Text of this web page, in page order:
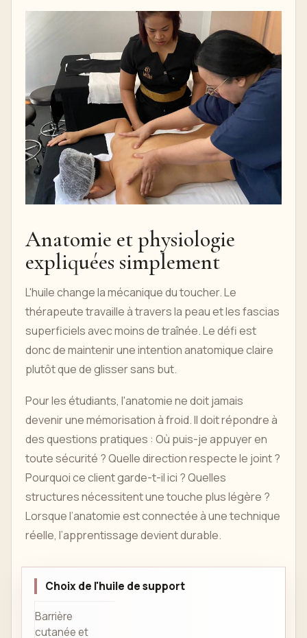
Anatomie et physiologie
expliquées simplement
L'huile change la mécanique du toucher. Le
thérapeute travaille à travers la peau et les fascias
superficiels avec moins de traînée. Le défi est
donc de maintenir une intention anatomique claire
plutôt que de glisser sans but.
Pour les étudiants, l'anatomie ne doit jamais
devenir une mémorisation à froid. Il doit répondre à
des questions pratiques : Où puis-je appuyer en
toute sécurité ? Quelle direction respecte le joint ?
Pourquoi ce client garde-t-il ici ? Quelles
structures nécessitent une touche plus légère ?
Lorsque l’anatomie est connectée à une technique
réelle, l’apprentissage devient durable.
Choix de l'huile de support
Barrière
cutanée et